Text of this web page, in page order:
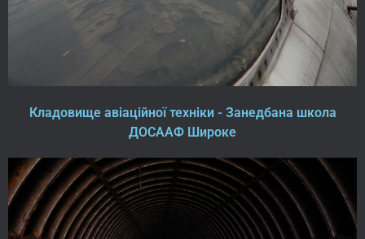
Кладовище авіаційної техніки - Занедбана школа
ДОСААФ Широке